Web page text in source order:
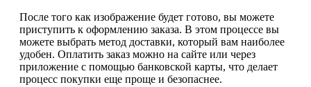
После того как изображение будет готово, вы можете
приступить к оформлению заказа. В этом процессе вы
можете выбрать метод доставки, который вам наиболее
удобен. Оплатить заказ можно на сайте или через
приложение с помощью банковской карты, что делает
процесс покупки еще проще и безопаснее.